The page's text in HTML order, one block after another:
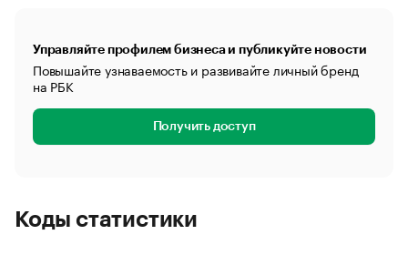
Управляйте профилем бизнеса и публикуйте новости
Повышайте узнаваемость и развивайте личный бренд
на РБК
Получить доступ
Коды статистики